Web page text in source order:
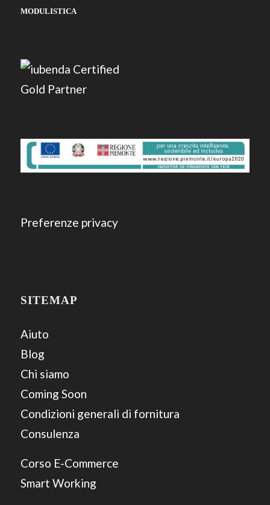
MODULISTICA
Preferenze privacy
SITEMAP
Aiuto
Blog
Chi siamo
Coming Soon
Condizioni generali di fornitura
Consulenza
Corso E-Commerce
Smart Working